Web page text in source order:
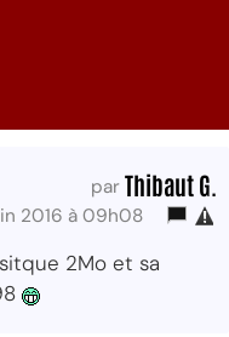
par Thibaut G.
2016 à 09h08
2Mo et sa